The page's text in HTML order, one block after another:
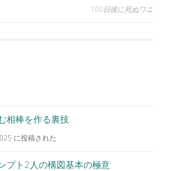
100日後に死ぬワニ
相棒を作る裏技
に投稿された
プト2人の構図基本の極意